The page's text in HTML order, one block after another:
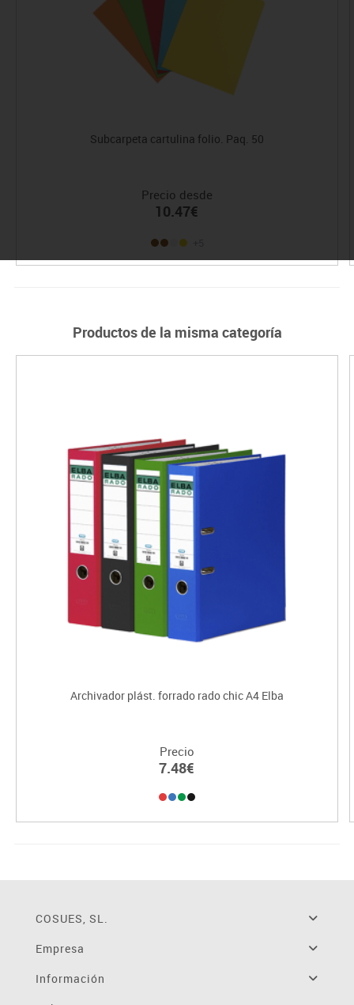
Subcarpeta cartulina folio. Paq. 50
Precio desde
10.47€
Productos de la misma categoría
Archivador plást. forrado rado chic A4 Elba
Precio
7.48€
COSUES, SL.
Empresa
Información